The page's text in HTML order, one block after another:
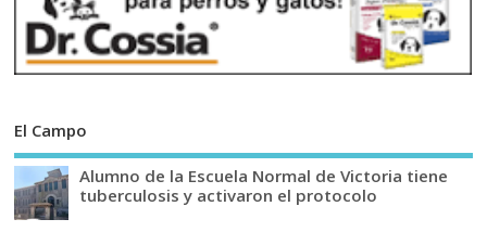
El Campo
Alumno de la Escuela Normal de Victoria tiene
tuberculosis y activaron el protocolo